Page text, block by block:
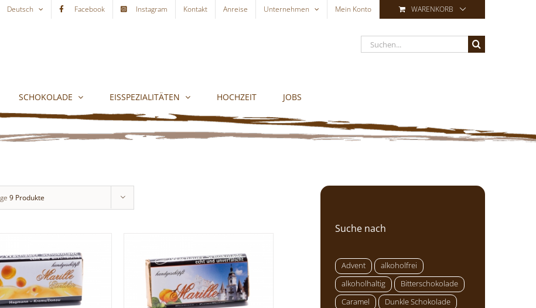
Deutsch Facebook Instagram Kontakt Anreise Unternehmen Mein Konto WARENKORB
Suche
nach:
SCHOKOLADE EISSPEZIALITÄTEN HOCHZEIT JOBS
9 Produkte
Suche nach
Advent
alkoholfrei
alkoholhaltig
Bitterschokolade
Caramel
Dunkle Schokolade